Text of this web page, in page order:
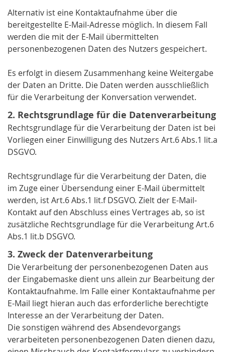
Alternativ ist eine Kontaktaufnahme über die
bereitgestellte E-Mail-Adresse möglich. In diesem Fall
werden die mit der E-Mail übermittelten
personenbezogenen Daten des Nutzers gespeichert.
Es erfolgt in diesem Zusammenhang keine Weitergabe
der Daten an Dritte. Die Daten werden ausschließlich
für die Verarbeitung der Konversation verwendet.
2. Rechtsgrundlage für die Datenverarbeitung
Rechtsgrundlage für die Verarbeitung der Daten ist bei
Vorliegen einer Einwilligung des Nutzers Art.6 Abs.1 lit.a
DSGVO.
Rechtsgrundlage für die Verarbeitung der Daten, die
im Zuge einer Übersendung einer E-Mail übermittelt
werden, ist Art.6 Abs.1 lit.f DSGVO. Zielt der E-Mail-
Kontakt auf den Abschluss eines Vertrages ab, so ist
zusätzliche Rechtsgrundlage für die Verarbeitung Art.6
Abs.1 lit.b DSGVO.
3. Zweck der Datenverarbeitung
Die Verarbeitung der personenbezogenen Daten aus
der Eingabemaske dient uns allein zur Bearbeitung der
Kontaktaufnahme. Im Falle einer Kontaktaufnahme per
E-Mail liegt hieran auch das erforderliche berechtigte
Interesse an der Verarbeitung der Daten.
Die sonstigen während des Absendevorgangs
verarbeiteten personenbezogenen Daten dienen dazu,